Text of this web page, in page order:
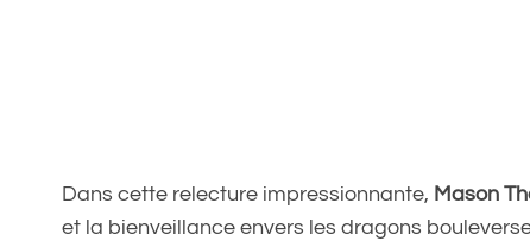
Dans cette relecture impressionnante, Mason
et la bienveillance envers les dragons